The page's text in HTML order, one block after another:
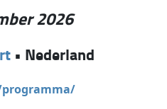
2026
• Nederland